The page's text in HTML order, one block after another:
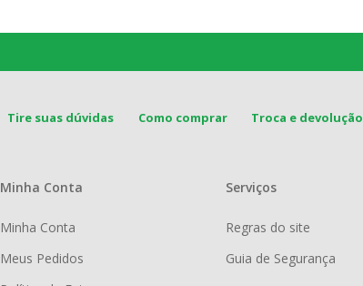
Tire suas dúvidas Como comprar Troca e devolução
Minha Conta
Minha Conta
Meus Pedidos
Serviços
Regras do site
Guia de Segurança